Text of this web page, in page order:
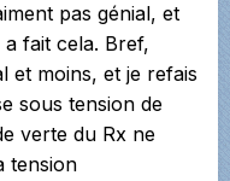
pas génial, et
fait cela. Bref,
et moins, et je refais
sous tension de
verte du Rx ne
tension